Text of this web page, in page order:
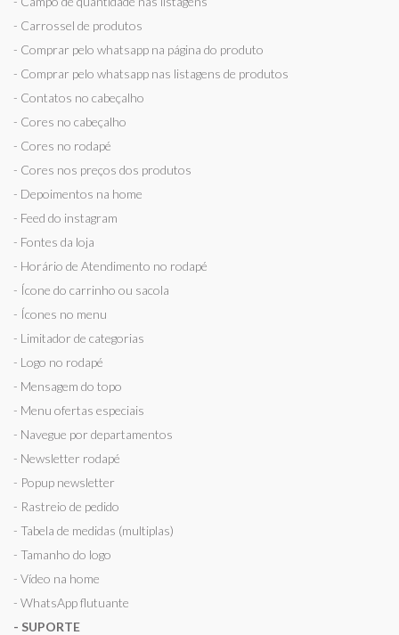
- Carrossel de produtos
- Comprar pelo whatsapp na página do produto
- Comprar pelo whatsapp nas listagens de produtos
- Contatos no cabeçalho
- Cores no cabeçalho
- Cores no rodapé
- Cores nos preços dos produtos
- Depoimentos na home
- Feed do instagram
- Fontes da loja
- Horário de Atendimento no rodapé
- Ícone do carrinho ou sacola
- Ícones no menu
- Limitador de categorias
- Logo no rodapé
- Mensagem do topo
- Menu ofertas especiais
- Navegue por departamentos
- Newsletter rodapé
- Popup newsletter
- Rastreio de pedido
- Tabela de medidas (multiplas)
- Tamanho do logo
- Vídeo na home
- WhatsApp flutuante
- SUPORTE